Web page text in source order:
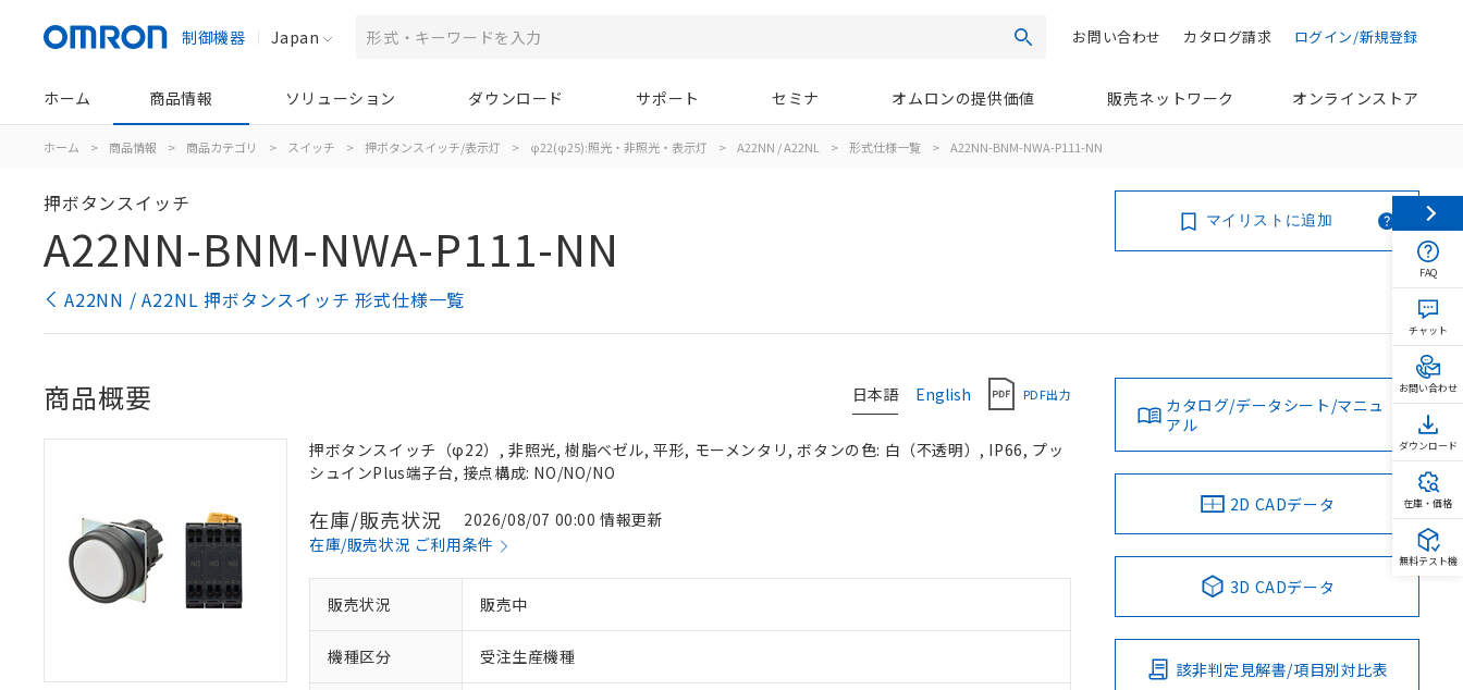
制御機器 Japan 検索 ログイン/新規登録
カタログ請求
お問い合わせ
ホーム 商品情報 ソリューション ダウンロード サポート セミナ オムロンの提供価値 販売ネットワーク オンラインストア
ホーム > 商品情報 > 商品カテゴリ > スイッチ > 押ボタンスイッチ/表示灯 > φ22(φ25):照光・非照光・表示灯 > A22NN / A22NL > 形式仕様一覧 > A22NN-BNM-NWA-P111-NN
押ボタンスイッチ
A22NN-BNM-NWA-P111-NN
A22NN / A22NL 押ボタンスイッチ 形式仕様一覧
マイリストに追加
日本語 English PDF出力
商品概要
押ボタンスイッチ（φ22）, 非照光, 樹脂ベゼル, 平形, モーメンタリ, ボタンの色: 白（不透明）, IP66, プッ
シュインPlus端子台, 接点構成: NO/NO/NO
在庫/販売状況
2026/08/07 00:00 情報更新
在庫/販売状況 ご利用条件
販売状況 販売中
機種区分 受注生産機種
カタログ/データシート/マニュ
アル
2D CADデータ
3D CADデータ
該非判定見解書/項目別対比表
FAQ
チャット
お問い合わせ
ダウンロード
在庫・価格
無料テスト機